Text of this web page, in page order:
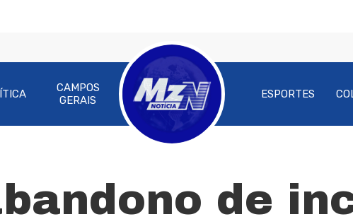
CAMPOS
GERAIS
ESPORTES
de